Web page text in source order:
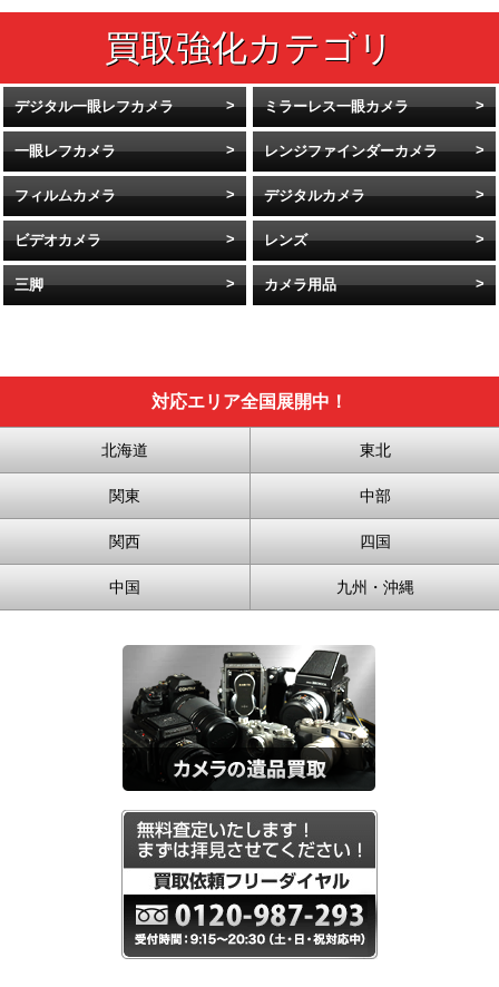
デジタル一眼レフカメラ ミラーレス一眼カメラ
一眼レフカメラ レンジファインダーカメラ
フィルムカメラ デジタルカメラ
ビデオカメラ レンズ
三脚 カメラ用品
対応エリア全国展開中！
北海道 東北
関東 中部
関西 四国
中国 九州・沖縄